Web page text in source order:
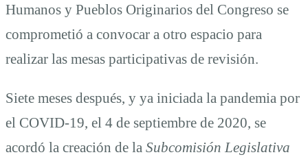
Humanos y Pueblos Originarios del Congreso se
comprometió a convocar a otro espacio para
realizar las mesas participativas de revisión.
Siete meses después, y ya iniciada la pandemia por
el COVID-19, el 4 de septiembre de 2020, se
acordó la creación de la Subcomisión Legislativa